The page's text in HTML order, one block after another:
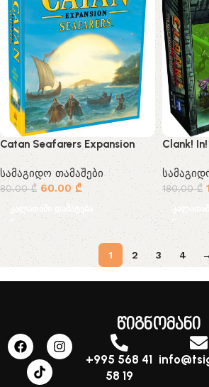
Catan Seafarers Expansion
სამაგიდო თამაშები
80.00₾ 60.00 ₾
კალათაში დამატება
Clank!
180.00₾
1 2 3 4
წიგნომანი
+995 568 41
58 19